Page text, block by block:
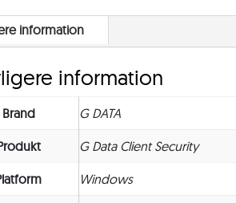
information
information
Brand G DATA
G Data Client Security
Windows